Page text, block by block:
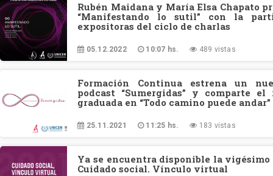
Rubén Maidana y María Elsa Chapato
“Manifestando lo sutil” con la
expositoras del ciclo de charlas
05.12.2022 10:07 hs. 489 vistas
Formación Continua estrena un
podcast “Sumergidas” y comparte
graduada en “Todo camino puede andar”
25.11.2021 11:25 hs. 183 vistas
Ya se encuentra disponible la
Cuidado social. Vínculo virtual